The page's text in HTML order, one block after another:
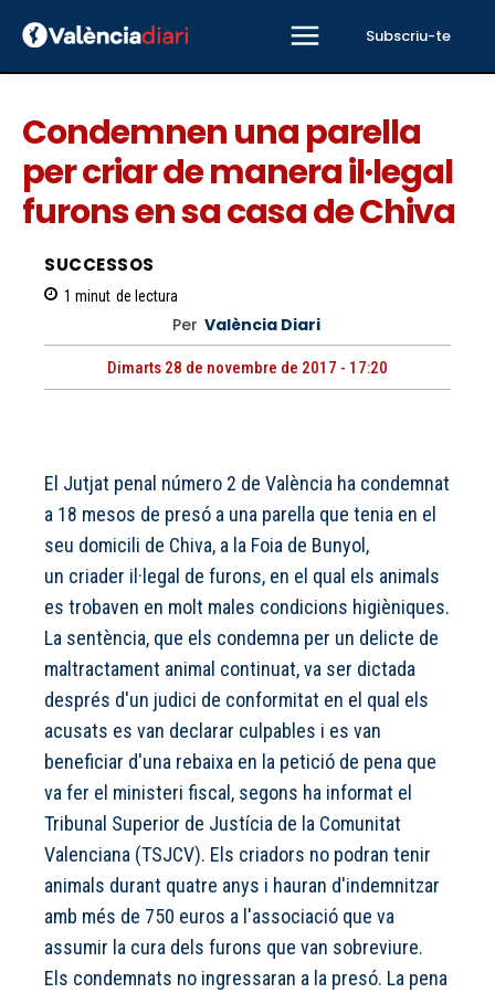
Subscriu-te
Condemnen una parella
per criar de manera il·legal
furons en sa casa de Chiva
SUCCESSOS
1 minut de lectura
Per València Diari
Dimarts 28 de novembre de 2017 - 17:20
El Jutjat penal número 2 de València ha condemnat
a 18 mesos de presó a una parella que tenia en el
seu domicili de Chiva, a la Foia de Bunyol,
un criader il·legal de furons, en el qual els animals
es trobaven en molt males condicions higièniques.
La sentència, que els condemna per un delicte de
maltractament animal continuat, va ser dictada
després d'un judici de conformitat en el qual els
acusats es van declarar culpables i es van
beneficiar d'una rebaixa en la petició de pena que
va fer el ministeri fiscal, segons ha informat el
Tribunal Superior de Justícia de la Comunitat
Valenciana (TSJCV). Els criadors no podran tenir
animals durant quatre anys i hauran d'indemnitzar
amb més de 750 euros a l'associació que va
assumir la cura dels furons que van sobreviure.
Els condemnats no ingressaran a la presó. La pena